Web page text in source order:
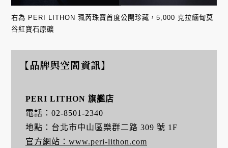
右為 PERI LITHON 珮芮珠寶首度公開珍藏，5,000 克拉緬甸莫
谷紅寶石原礦
【品牌與空間資訊】
PERI LITHON 旗艦店
電話： 02-8501-2340
地點：台北市中山區樂群二路 309 號 1F
官方網站：www.peri-lithon.com